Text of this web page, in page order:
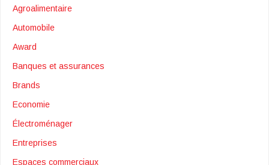
Agroalimentaire
Automobile
Award
Banques et assurances
Brands
Economie
Électroménager
Entreprises
Espaces commerciaux